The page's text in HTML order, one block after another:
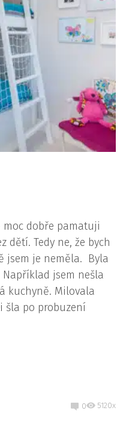
moc dobře pamatuji
dětí. Tedy ne, že bych
jsem je neměla. Byla
jsem nešla
kuchyně. Milovala
šla po probuzení
0 5120x